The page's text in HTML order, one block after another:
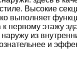
Высокие
выполняет
первому этажу
из
и